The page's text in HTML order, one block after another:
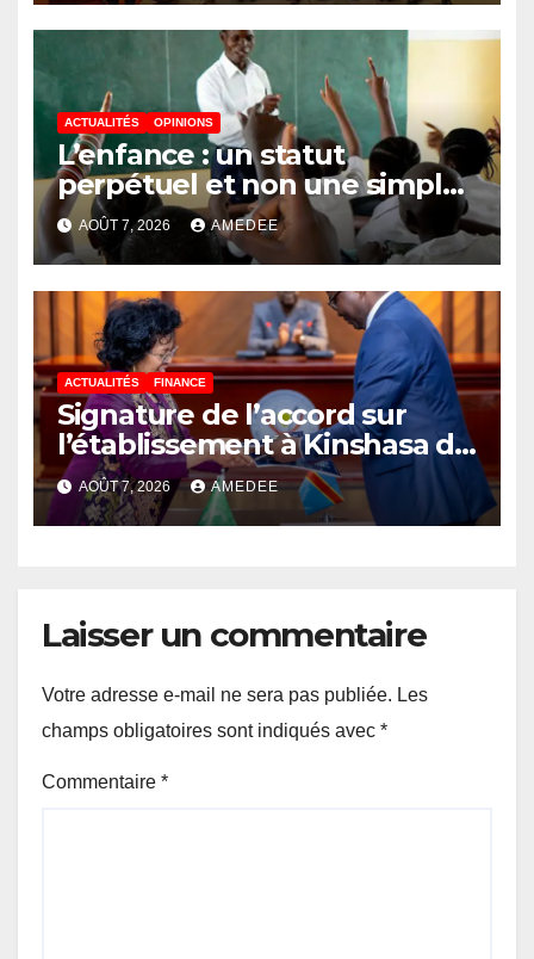
autour de l’ambition d’une
RDC, destination phare de
l’investissement en Afrique
ACTUALITÉS OPINIONS
L’enfance : un statut
perpétuel et non une simple
étape de la vie
AOÛT 7, 2026 AMEDEE
ACTUALITÉS FINANCE
Signature de l’accord sur
l’établissement à Kinshasa du
bureau-pays de l’Agence de
développement de l’Union
africaine–Nouveau
(AUDA-NEPAD)
AOÛT 7, 2026 AMEDEE
Laisser un commentaire
Votre adresse e-mail ne sera pas publiée. Les
champs obligatoires sont indiqués avec *
Commentaire *